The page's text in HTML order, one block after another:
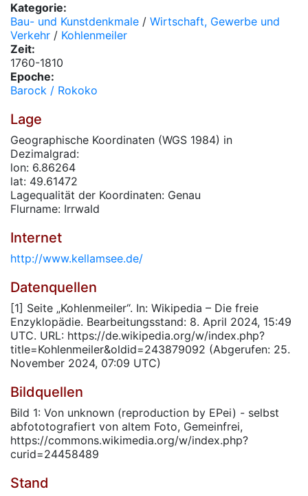
Kategorie:
Bau- und Kunstdenkmale / Wirtschaft, Gewerbe und
Verkehr / Kohlenmeiler
Zeit:
1760-1810
Epoche:
Barock / Rokoko
Lage
Geographische Koordinaten (WGS 1984) in
Dezimalgrad:
lon: 6.86264
lat: 49.61472
Lagequalität der Koordinaten: Genau
Flurname: Irrwald
Internet
http://www.kellamsee.de/
Datenquellen
[1] Seite „Kohlenmeiler“. In: Wikipedia – Die freie
Enzyklopädie. Bearbeitungsstand: 8. April 2024, 15:49
UTC. URL: https://de.wikipedia.org/w/index.php?
title=Kohlenmeiler&oldid=243879092 (Abgerufen: 25.
November 2024, 07:09 UTC)
Bildquellen
Bild 1: Von unknown (reproduction by EPei) - selbst
abfototografiert von altem Foto, Gemeinfrei,
https://commons.wikimedia.org/w/index.php?
curid=24458489
Stand